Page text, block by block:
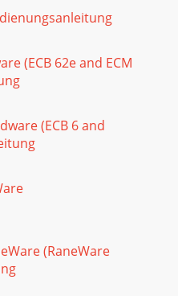
(ECB 62e and ECM
(ECB 6 and
(RaneWare